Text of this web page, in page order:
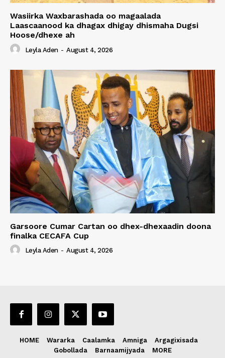
Wasiirka Waxbarashada oo magaalada
Laascaanood ka dhagax dhigay dhismaha Dugsi
Hoose/dhexe ah
Leyla Aden - August 4, 2026
Garsoore Cumar Cartan oo dhex-dhexaadin doona
finalka CECAFA Cup
Leyla Aden - August 4, 2026
HOME Wararka Caalamka Amniga
Argagixisada
Gobollada
Barnaamijyada MORE